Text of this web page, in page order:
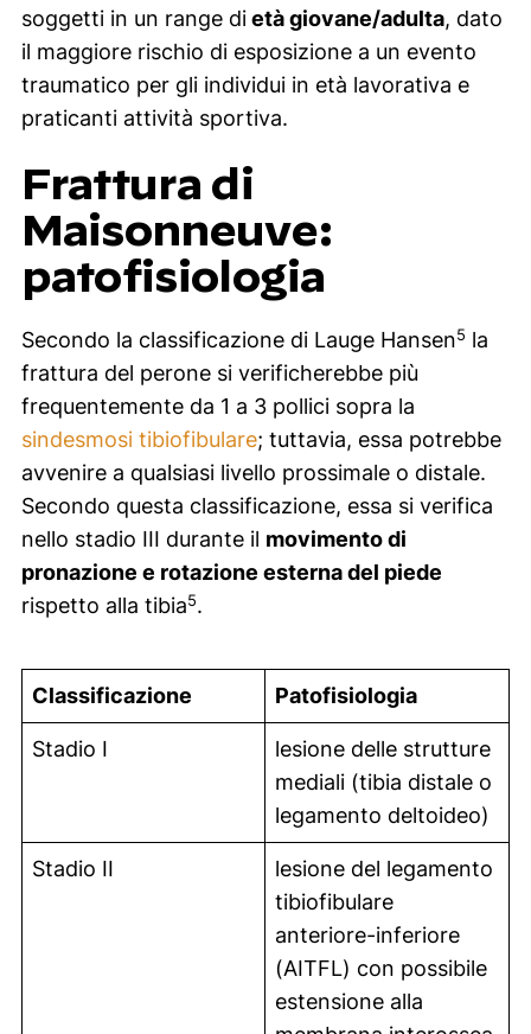
soggetti in un range dietà giovane/adulta, dato
il maggiore rischio di esposizione a un evento
traumatico per gli individui in età lavorativa e
praticanti attività sportiva.
Frattura di
Maisonneuve:
patofisiologia
Secondo la classificazione di Lauge Hansen5 la
frattura del perone si verificherebbe più
frequentemente da 1 a 3 pollici sopra la
sindesmosi tibiofibulare; tuttavia, essa potrebbe
avvenire a qualsiasi livello prossimale o distale.
Secondo questa classificazione, essa si verifica
nello stadio III durante il movimento di
pronazione e rotazione esterna del piede
rispetto alla tibia5.
Classificazione Patofisiologia
Stadio I
lesione delle strutture
mediali (tibia distale o
legamento deltoideo)
Stadio II
lesione del legamento
tibiofibulare
anteriore-inferiore
(AITFL) con possibile
estensione alla